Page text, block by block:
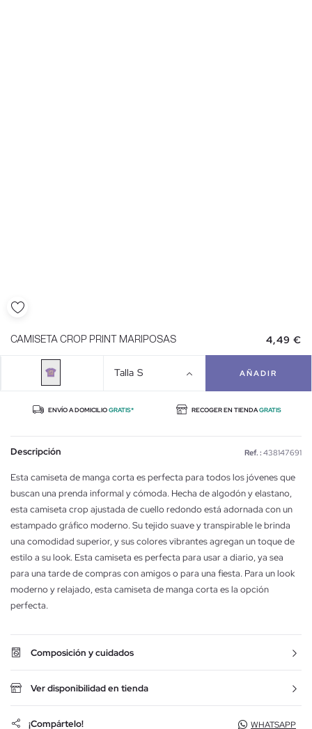
CAMISETA CROP PRINT MARIPOSAS 4,49 €
Talla S AÑADIR
ENVÍO A DOMICILIOGRATIS* RECOGER EN TIENDAGRATIS
Descripción Ref. : 438147691
Esta camiseta de manga corta es perfecta para todos los jóvenes que
buscan una prenda informal y cómoda. Hecha de algodón y elastano,
esta camiseta crop ajustada de cuello redondo está adornada con un
estampado gráfico moderno. Su tejido suave y transpirable le brinda
una comodidad superior, y sus colores vibrantes agregan un toque de
estilo a su look. Esta camiseta es perfecta para usar a diario, ya sea
para una tarde de compras con amigos o para una fiesta. Para un look
moderno y relajado, esta camiseta de manga corta es la opción
perfecta.
Composición y cuidados
Ver disponibilidad en tienda
¡Compártelo! WHATSAPP